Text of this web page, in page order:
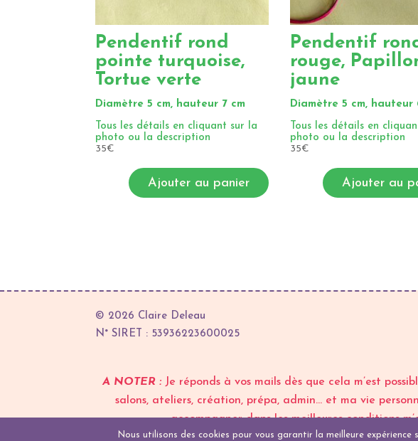
Pendentif rond
pointe turquoise,
Tortue verte
Diamètre 5 cm, hauteur 7 cm
Tous les détails en cliquant sur la
photo ou la description
35€
Ajouter au panier
Pendentif
rouge,
jaune
Diamètre 5 cm, hauteur
Tous les détails en
photo ou la description
35€
Ajouter au
© 2026 Claire Deleau
N° SIRET : 53936223600025
A NOTER : Je réponds à vos mails dès que cela m’est
salons, ateliers, création, prépa, admin… et ma vie
accompagner dans les meilleures conditions
Nous utilisons des cookies pour vous garantir la meilleure